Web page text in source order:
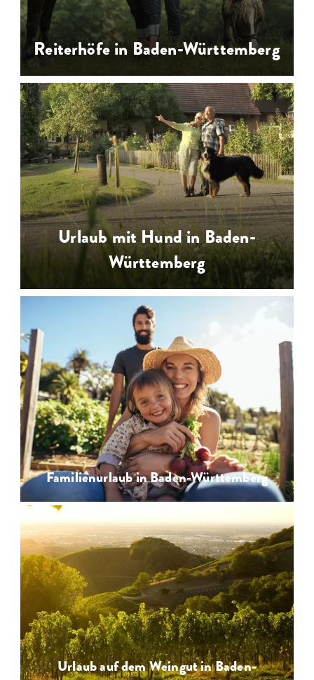
…
Reiterhöfe in Baden-Württemberg
Urlaub auf dem Reiterhof Baden-
Württemberg am Bodensee, im
Schwarzwald, Odenwald & Allgäu:
Reitunterricht, Ponyreiten, Ausreiten
…
Urlaub mit Hund in Baden-
Württemberg
Urlaub mit dem Hund in Baden-
Württemberg in den Regionen
Bodensee, Schwarzwald, Odenwald,
Schwäbische Alb oder Allgäu
…
Familienurlaub in Baden-Württemberg
Urlaub auf dem Weingut in Baden-